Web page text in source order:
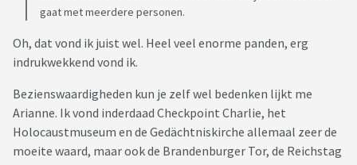
gaat met meerdere personen.
Oh, dat vond ik juist wel. Heel veel enorme panden, erg
indrukwekkend vond ik.
Bezienswaardigheden kun je zelf wel bedenken lijkt me
Arianne. Ik vond inderdaad Checkpoint Charlie, het
Holocaustmuseum en de Gedächtniskirche allemaal zeer de
moeite waard, maar ook de Brandenburger Tor, de Reichstag